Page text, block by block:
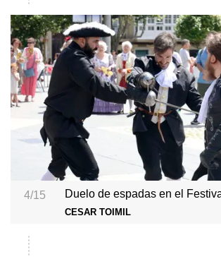
4/15 Duelo de espadas en el
CESAR TOIMIL